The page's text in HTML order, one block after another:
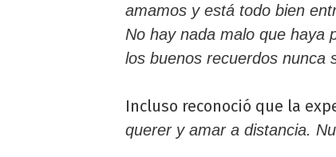
amamos y está todo bien
No hay nada malo que haya
los buenos recuerdos nunca
Incluso reconoció que la
querer y amar a distancia.